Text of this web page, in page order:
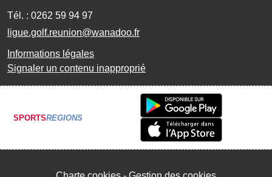
Tél. : 0262 59 94 97
ligue.golf.reunion@wanadoo.fr
Informations légales
Signaler un contenu inapproprié
SPORTSREGIONS